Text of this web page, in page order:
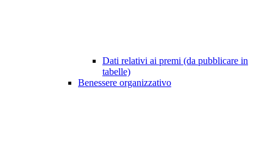
Dati relativi ai premi (da pubblicare in
tabelle)
Benessere organizzativo